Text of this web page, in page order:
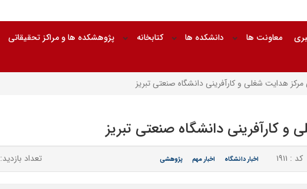
معاونت ها دانشکده ها کتابخانه پژوهشکده ها و مراکز تحقیقاتی
مرکز هدایت شغلی و کارآفرینی دانشگاه صنعتی تبریز
و کارآفرینی دانشگاه صنعتی تبریز
کد : ۱۹۱۱ اخبار دانشگاه اخبار مهم پژوهشی تعداد بازدید:۱۱۶۹